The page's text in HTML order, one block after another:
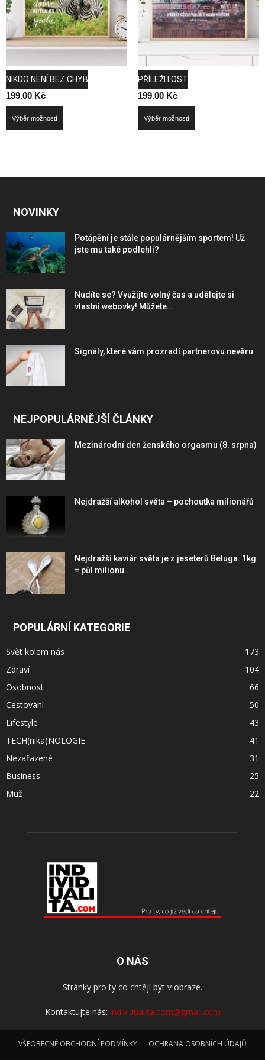
may
be
chosen
on
product
page
may
be
chosen
NIKDO NENÍ BEZ CHYB
199.00 Kč
Výběr možností
chosen
on
the
page
PŘÍLEŽITOST
199.00 Kč
Výběr možností
chosen
page
NOVINKY
Potápění je stále populárnějším sportem! Už
jste mu také podlehli?
Nudíte se? Využijte volný čas a udělejte si
vlastní webovky! Můžete...
Signály, které vám prozradí partnerovu nevěru
NEJPOPULÁRNĚJŠÍ ČLÁNKY
Mezinárodní den ženského orgasmu (8. srpna)
Nejdražší alkohol světa – pochoutka milionářů
Nejdražší kaviár světa je z jeseterů Beluga. 1kg
= půl milionu...
POPULÁRNÍ KATEGORIE
Svět kolem nás
173
Zdraví
104
Osobnost
66
Cestování
50
Lifestyle
43
TECH(nika)NOLOGIE
41
Nezařazené
31
Business
25
Muž
22
O NÁS
Stránky pro ty co chtějí být v obraze.
Kontaktujte nás: individualita.com@gmail.com
VŠEOBECNÉ OBCHODNÍ PODMÍNKY OCHRANA OSOBNÍCH ÚDAJŮ